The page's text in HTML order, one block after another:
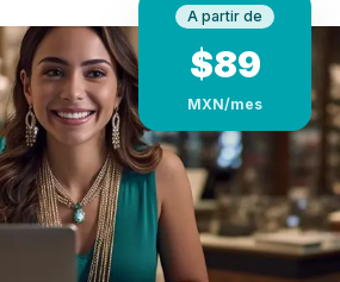
A partir de
$89
MXN/mes